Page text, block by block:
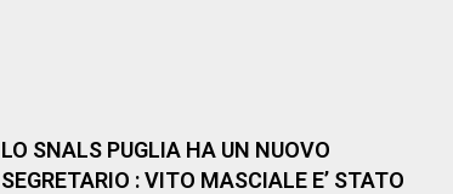
LO SNALS PUGLIA HA UN NUOVO
SEGRETARIO : VITO MASCIALE E’ STATO